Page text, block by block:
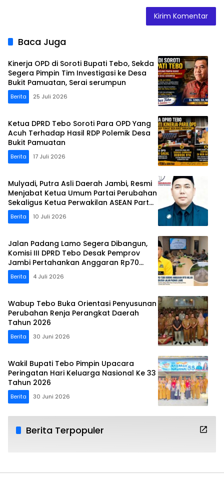
Baca Juga
Kinerja OPD di Soroti Bupati Tebo, Sekda
Segera Pimpin Tim Investigasi ke Desa
Bukit Pamuatan, Serai serumpun
Berita 25 Juli 2026
Ketua DPRD Tebo Soroti Para OPD Yang
Acuh Terhadap Hasil RDP Polemik Desa
Bukit Pamuatan
Berita 17 Juli 2026
Mulyadi, Putra Asli Daerah Jambi, Resmi
Menjabat Ketua Umum Partai Perubahan
Sekaligus Ketua Perwakilan ASEAN Partai
Perubahan di Malaysia
Berita 10 Juli 2026
Jalan Padang Lamo Segera Dibangun,
Komisi III DPRD Tebo Desak Pemprov
Jambi Pertahankan Anggaran Rp70
Miliar
Berita 4 Juli 2026
Wabup Tebo Buka Orientasi Penyusunan
Perubahan Renja Perangkat Daerah
Tahun 2026
Berita 30 Juni 2026
Wakil Bupati Tebo Pimpin Upacara
Peringatan Hari Keluarga Nasional Ke 33
Tahun 2026
Berita 30 Juni 2026
Berita Terpopuler